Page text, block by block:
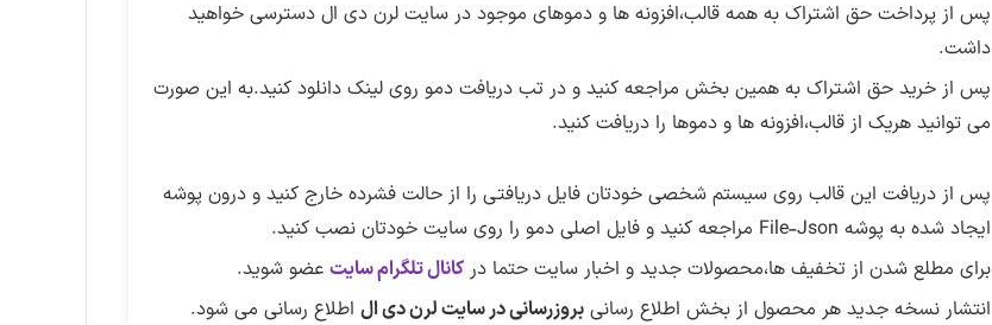
پس از پرداخت حق اشتراک به همه قالب،افزونه ها و دموهای موجود در سایت لرن دی ال دسترسی خواهید
داشت.
پس از خرید حق اشتراک به همین بخش مراجعه کنید و در تب دریافت دمو روی لینک دانلود کنید.به این صورت
می توانید هریک از قالب،افزونه ها و دموها را دریافت کنید.
پس از دریافت این قالب روی سیستم شخصی خودتان فایل دریافتی را از حالت فشرده خارج کنید و درون پوشه
ایجاد شده به پوشه File-Json مراجعه کنید و فایل اصلی دمو را روی سایت خودتان نصب کنید.
برای مطلع شدن از تخفیف ها،محصولات جدید و اخبار سایت حتما درکانال تلگرام سایتعضو شوید.
انتشار نسخه جدید هر محصول از بخش اطلاع رسانی بروزرسانی در سایت لرن دی الاطلاع رسانی می شود.